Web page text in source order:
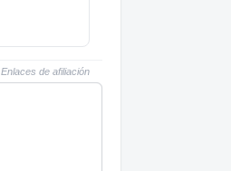
Enlaces de afiliación